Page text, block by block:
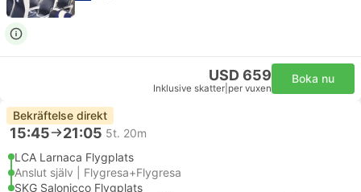
USD 659
Inklusive skatter per vuxen
Boka nu
Bekräftelse direkt
15:45 21:05 5t. 20m
LCA Larnaca Flygplats
Anslut själv | Flygresa+Flygresa
SKG Salonicco Flygplats